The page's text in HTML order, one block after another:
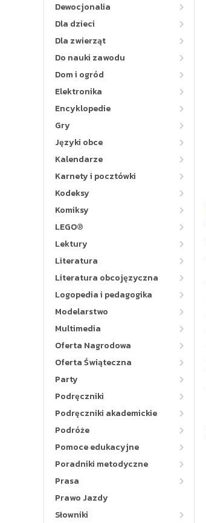
Dewocjonalia
Dla dzieci
Dla zwierząt
Do nauki zawodu
Dom i ogród
Elektronika
Encyklopedie
Gry
Języki obce
Kalendarze
Karnety i pocztówki
Kodeksy
Komiksy
LEGO®
Lektury
Literatura
Literatura obcojęzyczna
Logopedia i pedagogika
Modelarstwo
Multimedia
Oferta Nagrodowa
Oferta Świąteczna
Party
Podręczniki
Podręczniki akademickie
Podróże
Pomoce edukacyjne
Poradniki metodyczne
Prasa
Prawo Jazdy
Słowniki